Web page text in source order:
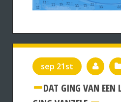
sep 21st
DAT GING VAN EEN